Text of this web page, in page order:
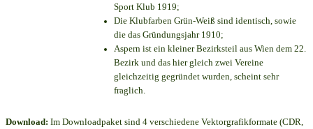
Sport Klub 1919;
Die Klubfarben Grün-Weiß sind identisch, sowie
die das Gründungsjahr 1910;
Aspern ist ein kleiner Bezirksteil aus Wien dem 22.
Bezirk und das hier gleich zwei Vereine
gleichzeitig gegründet wurden, scheint sehr
fraglich.
Download: Im Downloadpaket sind 4 verschiedene Vektorgrafikformate (CDR,